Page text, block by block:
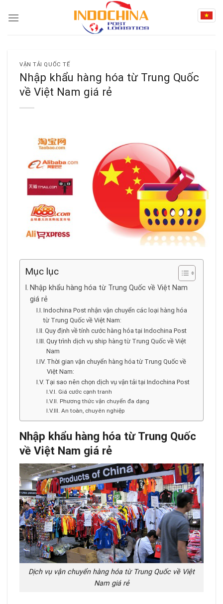
VẬN TẢI QUỐC TẾ
Nhập khẩu hàng hóa từ Trung Quốc
về Việt Nam giá rẻ
Mục lục
Nhập khẩu hàng hóa từ Trung Quốc về Việt Nam
giá rẻ
Indochina Post nhận vận chuyển các loại hàng hóa
từ Trung Quốc về Việt Nam:
Quy định về tính cước hàng hóa tại Indochina Post
Quy trình dịch vụ ship hàng từ Trung Quốc về Việt
Nam
Thời gian vận chuyển hàng hóa từ Trung Quốc về
Việt Nam:
Tại sao nên chọn dịch vụ vận tải tại Indochina Post
Giá cước cạnh tranh
Phương thức vận chuyển đa dạng
An toàn, chuyên nghiệp
Nhập khẩu hàng hóa từ Trung Quốc
về Việt Nam giá rẻ
Dịch vụ vận chuyển hàng hóa từ Trung Quốc về Việt
Nam giá rẻ